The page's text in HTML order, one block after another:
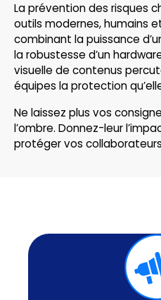
La prévention des risques
outils modernes, humains
combinant la puissance
la robustesse d’un
visuelle de contenus
équipes la protection
Ne laissez plus vos
l’ombre. Donnez-leur
protéger vos